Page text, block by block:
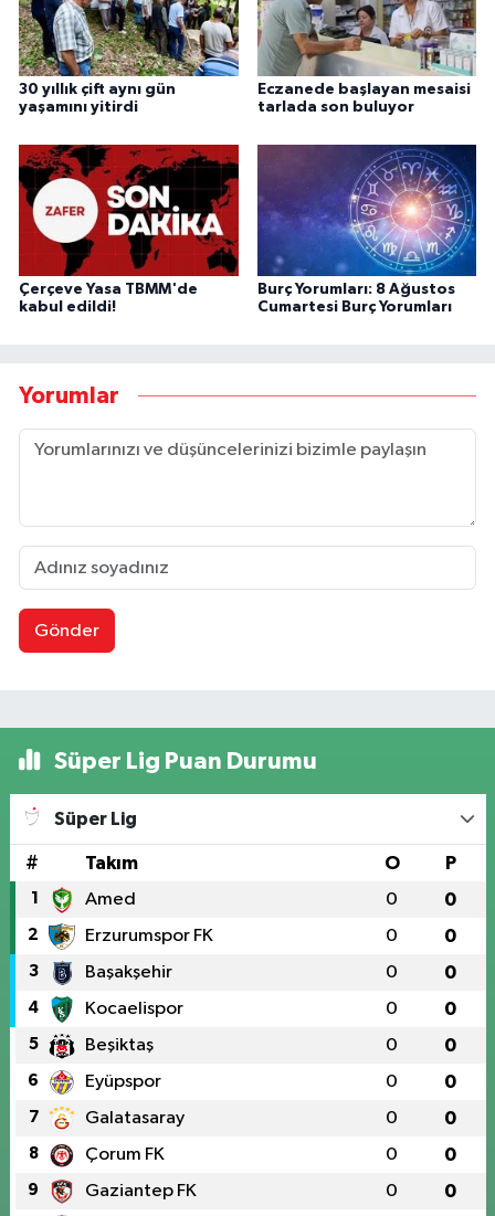
30 yıllık çift aynı gün
yaşamını yitirdi
Eczanede başlayan mesaisi
tarlada son buluyor
Çerçeve Yasa TBMM'de
kabul edildi!
Burç Yorumları: 8 Ağustos
Cumartesi Burç Yorumları
Yorumlar
Gönder
Süper Lig Puan Durumu
Süper Lig
# Takım O P
1 Amed 0 0
2 Erzurumspor FK 0 0
3 Başakşehir 0 0
4 Kocaelispor 0 0
5 Beşiktaş 0 0
6 Eyüpspor 0 0
7 Galatasaray 0 0
8 Çorum FK 0 0
9 Gaziantep FK 0 0